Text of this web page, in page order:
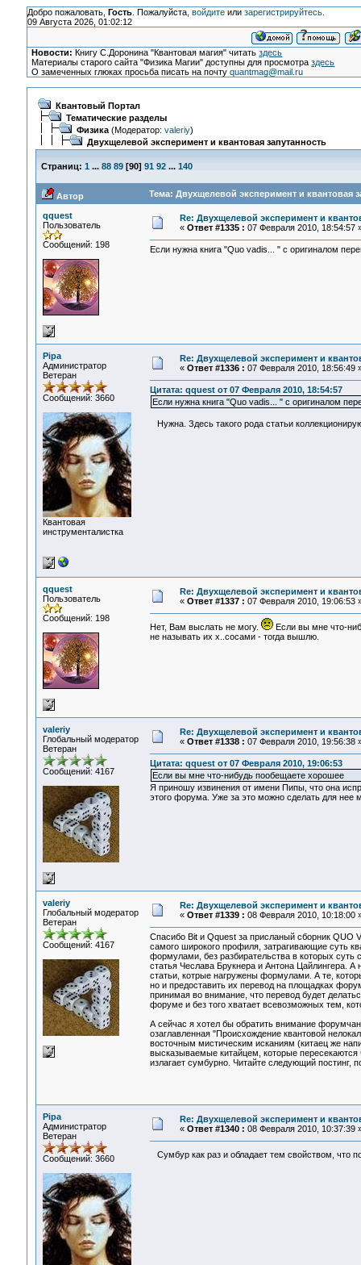
Добро пожаловать, Гость. Пожалуйста, войдитеили зарегистрируйтесь.
09 Августа 2026, 01:02:12
Новости: Книгу С.Доронина "Квантовая магия" читатьздесь
Материалы старого сайта "Физика Магии" доступны для просмотраздесь
О замеченных глюках просьба писать на почтуquantmag@mail.ru
Квантовый Портал
Тематические разделы
Физика(Модератор: valeriy)
Двухщелевой эксперимент и квантовая запутанность
Страниц: 1 ... 88 89[90] 91 92 ... 140
Автор Тема: Двухщелевой эксперимент и квантовая
qquest
Пользователь
Сообщений: 198
Re: Двухщелевой эксперимент и
« Ответ #1335 : 07 Февраля 2010, 18:54:57
Если нужна книга "Quo vadis... " с оригиналом
Pipa
Администратор
Ветеран
Сообщений: 3660
Квантовая
инструменталистка
Re: Двухщелевой эксперимент и
« Ответ #1336 : 07 Февраля 2010, 18:56:49
Цитата: qquest от 07 Февраля 2010, 18:54:57
Если нужна книга "Quo vadis... " с оригиналом
Нужна. Здесь такого рода статьи
qquest
Пользователь
Сообщений: 198
Re: Двухщелевой эксперимент и
« Ответ #1337 : 07 Февраля 2010, 19:06:53
Нет, Вам выслать не могу.
Если вы мне что-
не называть их х..сосами - тогда вышлю.
valeriy
Глобальный модератор
Ветеран
Сообщений: 4167
Re: Двухщелевой эксперимент и
« Ответ #1338 : 07 Февраля 2010, 19:56:38
Цитата: qquest от 07 Февраля 2010, 19:06:53
Если вы мне что-нибудь пообещаете хорошее
Я приношу извинения от имени Пипы, что она
этого форума. Уже за это можно сделать для нее
valeriy
Глобальный модератор
Ветеран
Сообщений: 4167
Re: Двухщелевой эксперимент и
« Ответ #1339 : 08 Февраля 2010, 10:18:00
Спасибо Bit и Qquest за присланый сборник QUO
самого широкого профиля, затрагивающие суть
формулами, без разбирательства в которых суть
статья Чеслава Брукнера и Антона Цайлингера.
статьи, котрые нагружены формулами. А те,
но и предоставить их перевод на площадках
принимая во внимание, что перевод будет
форуме и без того хватает всевозможных тем,
А сейчас я хотел бы обратить внимание
озаглавленная "Происхождение квантовой
восточным мистическим исканиям (китаец же
высказываемые китайцем, которые
излагает сумбурно. Читайте следующий постинг,
Pipa
Администратор
Ветеран
Сообщений: 3660
Re: Двухщелевой эксперимент и
« Ответ #1340 : 08 Февраля 2010, 10:37:39
Сумбур как раз и обладает тем свойством, что